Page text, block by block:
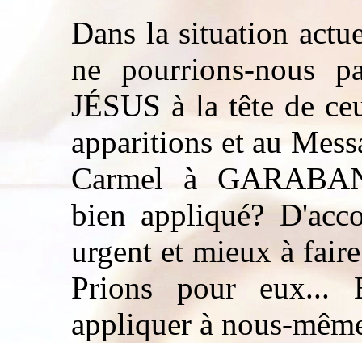
Dans la situation
ne pourrions-nous
JÉSUS à la tête de
apparitions et au
Carmel à
bien appliqué?
urgent et mieux à
Prions pour eux...
appliquer à nous-